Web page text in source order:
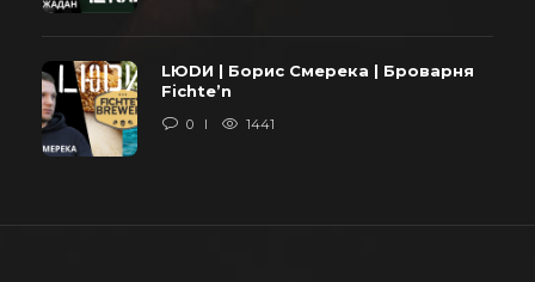
LЮDИ | Борис Смерека | Броварня
Fichte’n
0 1441